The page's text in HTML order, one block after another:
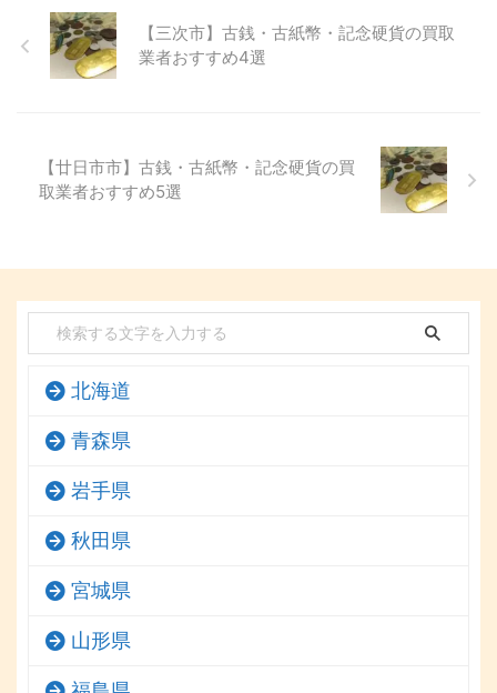
【三次市】古銭・古紙幣・記念硬貨の買取
業者おすすめ4選
【廿日市市】古銭・古紙幣・記念硬貨の買
取業者おすすめ5選
北海道
青森県
岩手県
秋田県
宮城県
山形県